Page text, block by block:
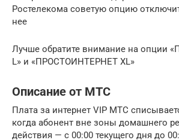
Ростелекома советую опцию
нее
Лучше обратите внимание на опции
L» и «ПРОСТОИНТЕРНЕТ XL»
Описание от МТС
Плата за интернет VIP МТС
когда абонент вне зоны домашнего
действия — с 00:00 текущего дня до